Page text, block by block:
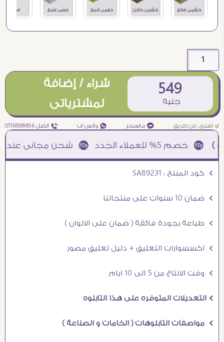
549
جنيه
شراء / إضافة
لمشترياتى
او اشترى عن طريق ¥ ماسنجر ₧ واتس اب ƒ اتصل 01158589856
Ö كود المنتج : SA89231
Ö ضمان 10 سنوات على منتجاتنا
Ö طباعة بجودة فائقة ( ضمان على الالوان )
Ö اكسسوارات التعليق + دليل تعليق مصور
Ö وقت الانتاج من 5 الى 10 ايام
Ö التعديلات المتوفره على هذا التابلوه
Ö مواصفات التابلوهات ( الخامات و الصناعة )